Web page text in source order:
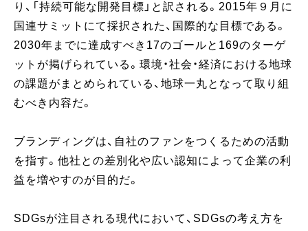
り、「持続可能な開発目標」と訳される。2015年９月に
国連サミットにて採択された、国際的な目標である。
2030年までに達成すべき17のゴールと169のターゲ
ットが掲げられている。環境・社会・経済における地球
の課題がまとめられている、地球一丸となって取り組
むべき内容だ。
ブランディングは、自社のファンをつくるための活動
を指す。他社との差別化や広い認知によって企業の利
益を増やすのが目的だ。
SDGsが注目される現代において、SDGsの考え方を